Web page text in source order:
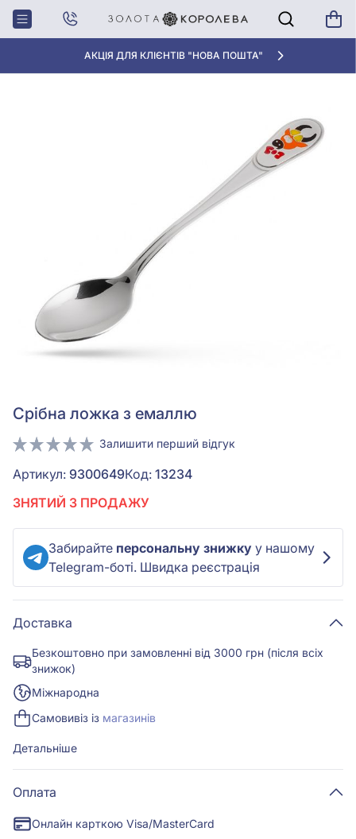
АКЦІЯ ДЛЯ КЛІЄНТІВ "НОВА ПОШТА"
Головна Срiбна ложка з емаллю
Срiбна ложка з емаллю
Залишити перший відгук
Артикул: 9300649Код: 13234
ЗНЯТИЙ З ПРОДАЖУ
Забирайте персональну знижку у нашому
Telegram-боті. Швидка реєстрація
Доставка
Безкоштовно при замовленні від 3000 грн (після всіх
знижок)
Міжнародна
Самовивіз із магазинів
Детальніше
Оплата
Онлайн карткою Visa/MasterCard